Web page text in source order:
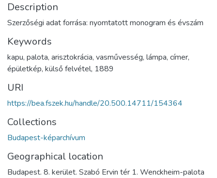
Description
Szerzőségi adat forrása: nyomtatott monogram és évszám
Keywords
kapu, palota, arisztokrácia, vasművesség, lámpa, címer,
épületkép, külső felvétel, 1889
URI
https://bea.fszek.hu/handle/20.500.14711/154364
Collections
Budapest-képarchívum
Geographical location
Budapest. 8. kerület. Szabó Ervin tér 1. Wenckheim-palota